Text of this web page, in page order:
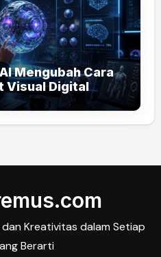
Mengubah Cara
Visual Digital
Kreativitas dalam Setiap
Berarti